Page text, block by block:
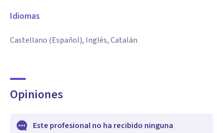
Idiomas
Castellano (Español), Inglés, Catalán
Opiniones
Este profesional no ha recibido ninguna